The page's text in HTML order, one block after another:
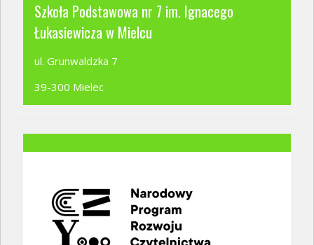
Szkoła Podstawowa nr 7 im. Ignacego
Łukasiewicza w Mielcu
ul. Grunwaldzka 7
39-300 Mielec